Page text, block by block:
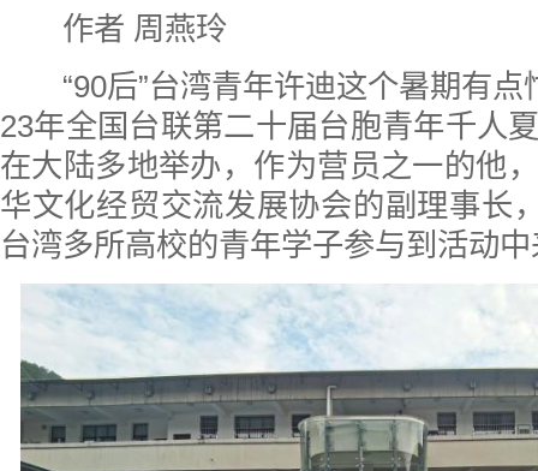
作者 周燕玲
“90后”台湾青年许迪这个暑期有点
23年全国台联第二十届台胞青年千人
在大陆多地举办，作为营员之一的他
华文化经贸交流发展协会的副理事长
台湾多所高校的青年学子参与到活动